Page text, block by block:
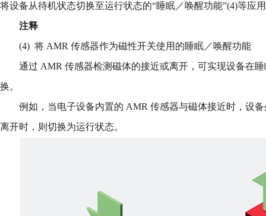
将设备从待机状态切换至运行状态的“睡眠／唤醒功能”(4)等应
注释
(4) 将 AMR 传感器作为磁性开关使用的睡眠／唤醒功能
通过 AMR 传感器检测磁体的接近或离开，可实现设备在
换。
例如，当电子设备内置的 AMR 传感器与磁体接近时，设
离开时，则切换为运行状态。